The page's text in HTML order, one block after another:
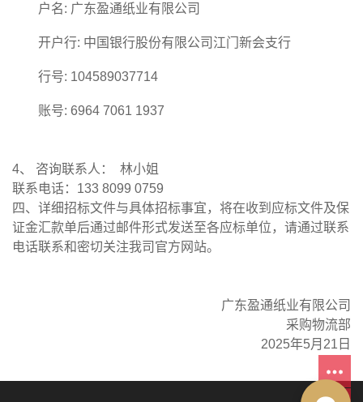
户名: 广东盈通纸业有限公司
开户行: 中国银行股份有限公司江门新会支行
行号: 104589037714
账号: 6964 7061 1937
4、 咨询联系人： 林小姐
联系电话：133 8099 0759
四、详细招标文件与具体招标事宜，将在收到应标文件及保
证金汇款单后通过邮件形式发送至各应标单位，请通过联系
电话联系和密切关注我司官方网站。
广东盈通纸业有限公司
采购物流部
2025年5月21日